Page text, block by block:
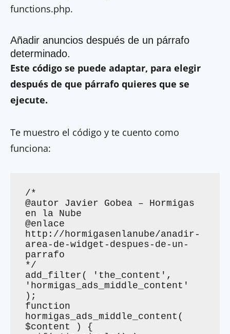
functions.php.
Añadir anuncios después de un párrafo
determinado.
Este código se puede adaptar, para elegir
después de que párrafo quieres que se
ejecute.
Te muestro el código y te cuento como
funciona:
/*
@autor Javier Gobea – Hormigas
en la Nube
@enlace
http://hormigasenlanube/anadir-
area-de-widget-despues-de-un-
parrafo
*/
add_filter( 'the_content',
'hormigas_ads_middle_content'
);
function
hormigas_ads_middle_content(
$content ) {